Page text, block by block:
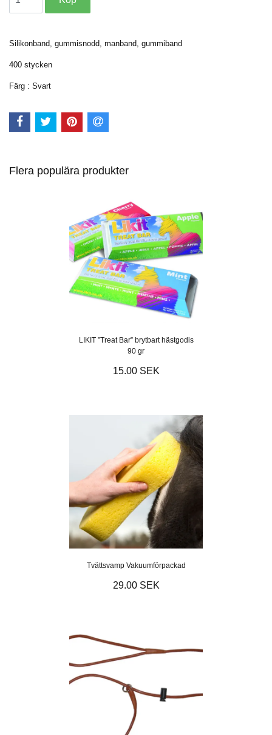
Silikonband, gummisnodd, manband, gummiband
400 stycken
Färg : Svart
Flera populära produkter
LIKIT ”Treat Bar” brytbart hästgodis
90 gr
15.00 SEK
Tvättsvamp Vakuumförpackad
29.00 SEK